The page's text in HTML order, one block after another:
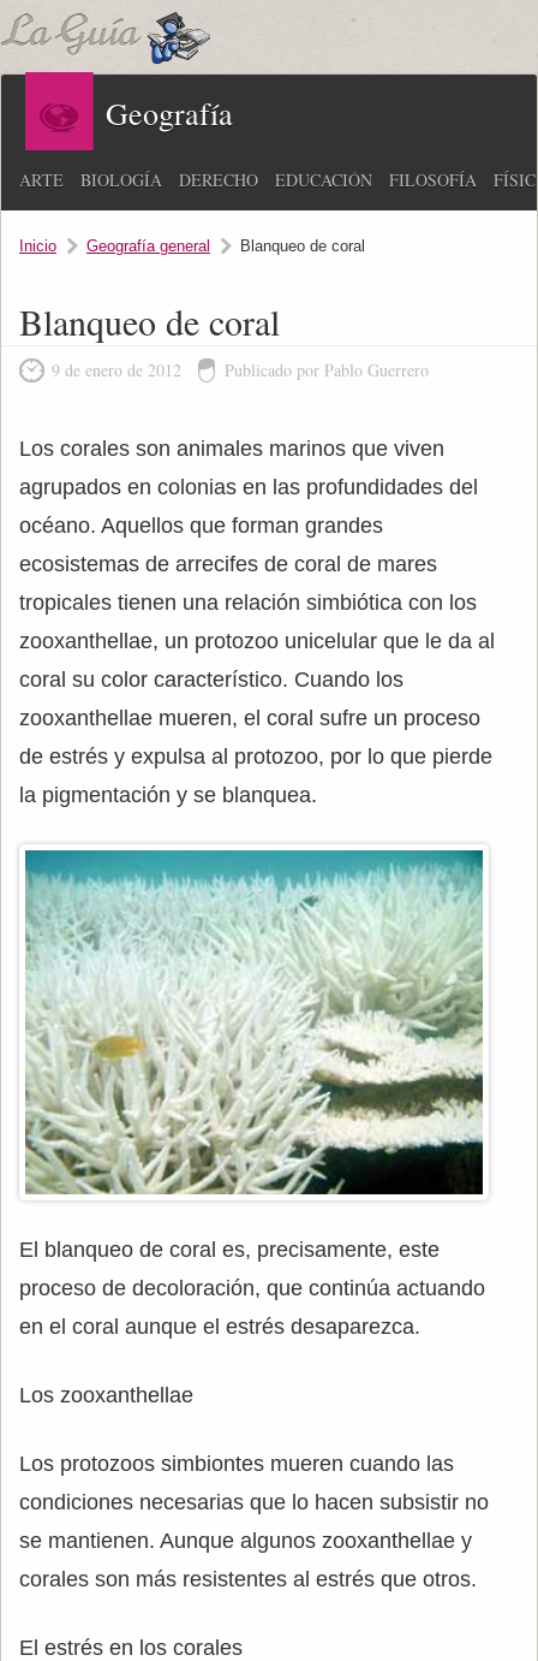
Geografía
ARTE BIOLOGÍA DERECHO EDUCACIÓN FILOSOFÍA
Inicio Geografía general Blanqueo de coral
Blanqueo de coral
9 de enero de 2012 Publicado por Pablo Guerrero
Los corales son animales marinos que viven
agrupados en colonias en las profundidades del
océano. Aquellos que forman grandes
ecosistemas de arrecifes de coral de mares
tropicales tienen una relación simbiótica con los
zooxanthellae, un protozoo unicelular que le da al
coral su color característico. Cuando los
zooxanthellae mueren, el coral sufre un proceso
de estrés y expulsa al protozoo, por lo que pierde
la pigmentación y se blanquea.
El blanqueo de coral es, precisamente, este
proceso de decoloración, que continúa actuando
en el coral aunque el estrés desaparezca.
Los zooxanthellae
Los protozoos simbiontes mueren cuando las
condiciones necesarias que lo hacen subsistir no
se mantienen. Aunque algunos zooxanthellae y
corales son más resistentes al estrés que otros.
El estrés en los corales